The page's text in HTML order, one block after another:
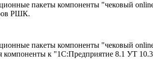
пакеты компоненты "чековый
РШК.
пакеты компоненты "чековый
к "1С:Предприятие 8.1 УТ